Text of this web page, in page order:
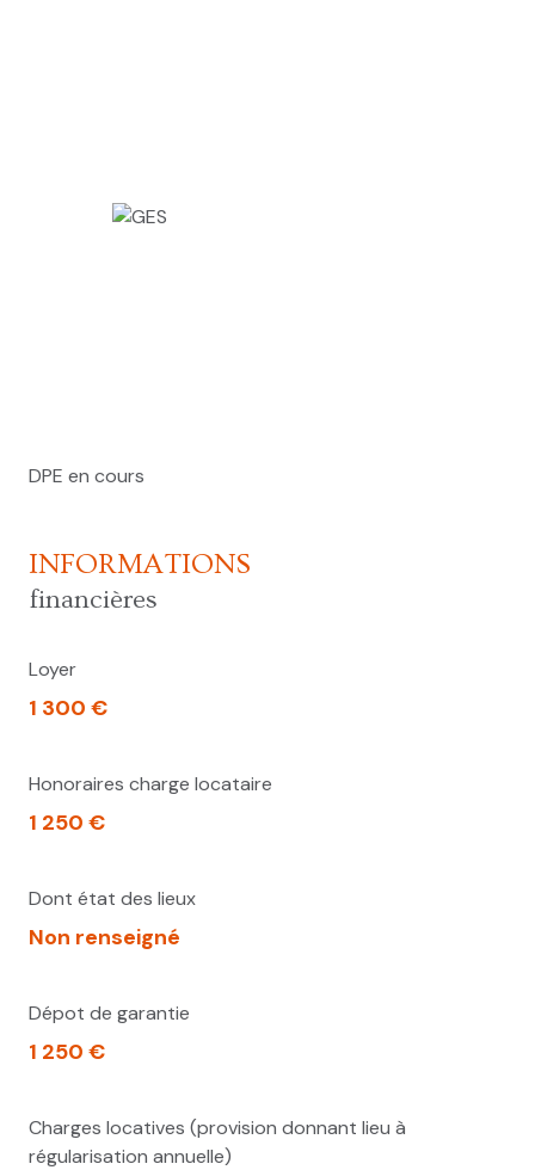
DPE en cours
INFORMATIONS
financières
Loyer
1 300 €
Honoraires charge locataire
1 250 €
Dont état des lieux
Non renseigné
Dépot de garantie
1 250 €
Charges locatives (provision donnant lieu à
régularisation annuelle)